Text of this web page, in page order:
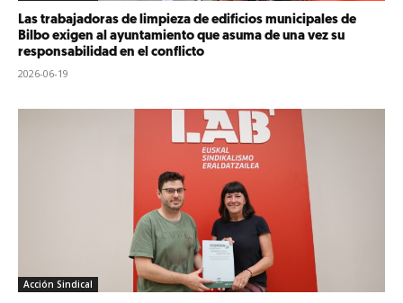
Las trabajadoras de limpieza de edificios municipales de
Bilbo exigen al ayuntamiento que asuma de una vez su
responsabilidad en el conflicto
2026-06-19
Acción Sindical